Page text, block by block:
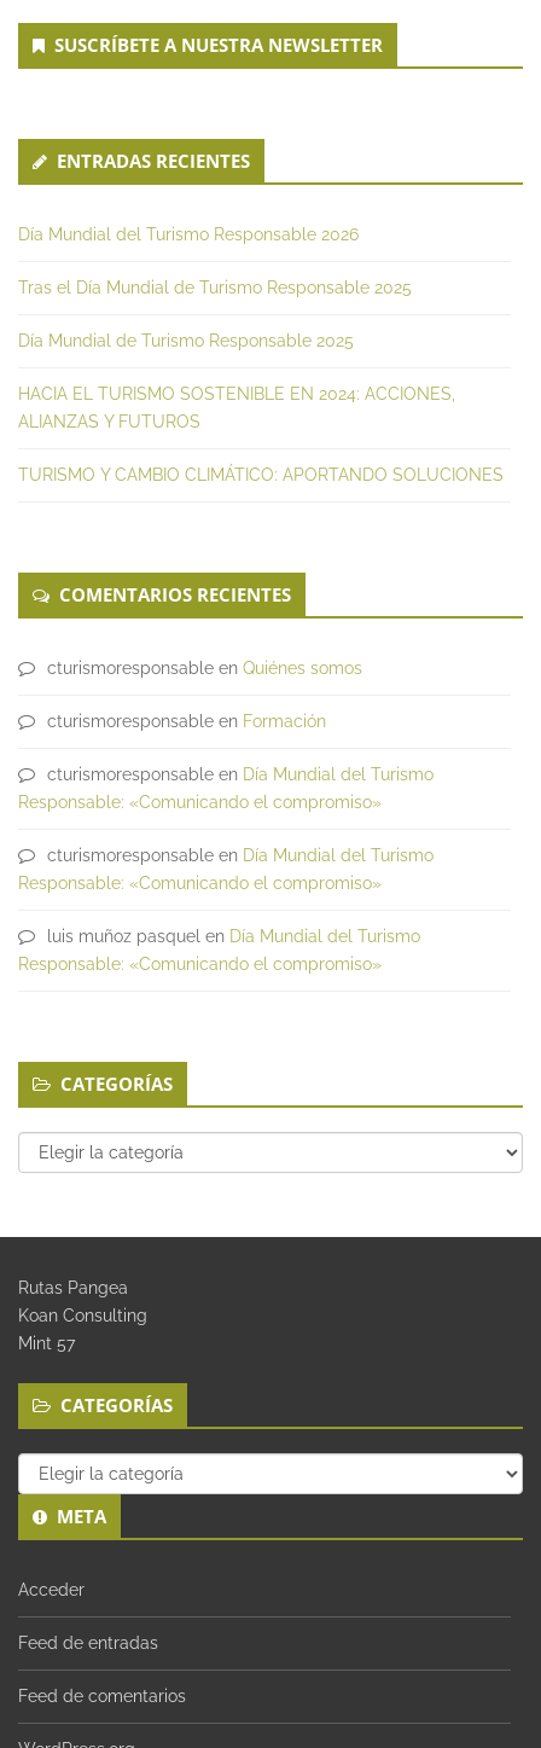
Secondary
Sidebar
SUSCRÍBETE A NUESTRA NEWSLETTER
ENTRADAS RECIENTES
Día Mundial del Turismo Responsable 2026
Tras el Día Mundial de Turismo Responsable 2025
Día Mundial de Turismo Responsable 2025
HACIA EL TURISMO SOSTENIBLE EN 2024: ACCIONES,
ALIANZAS Y FUTUROS
TURISMO Y CAMBIO CLIMÁTICO: APORTANDO SOLUCIONES
COMENTARIOS RECIENTES
cturismoresponsable en Quiénes somos
cturismoresponsable en Formación
cturismoresponsable en Día Mundial del Turismo
Responsable: «Comunicando el compromiso»
cturismoresponsable en Día Mundial del Turismo
Responsable: «Comunicando el compromiso»
luis muñoz pasquel en Día Mundial del Turismo
Responsable: «Comunicando el compromiso»
CATEGORÍAS
Categorías
Rutas Pangea
Koan Consulting
Mint 57
CATEGORÍAS
Categorías
META
Acceder
Feed de entradas
Feed de comentarios